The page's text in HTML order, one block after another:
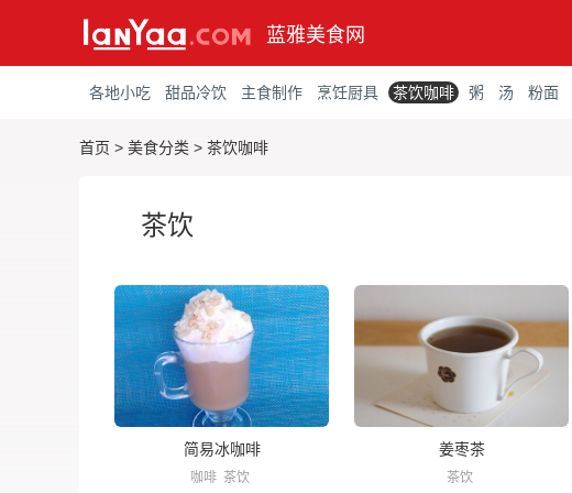
蓝雅美食网
各地小吃 甜品冷饮 主食制作 烹饪厨具 茶饮咖啡 粥 汤 粉面
首页 > 美食分类 > 茶饮咖啡
茶饮
简易冰咖啡
咖啡 茶饮
姜枣茶
茶饮